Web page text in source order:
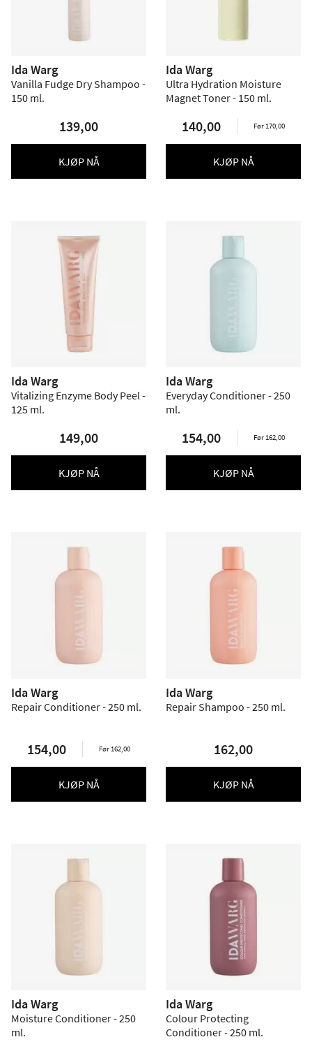
Ida Warg
Vanilla Fudge Dry Shampoo -
150 ml.
139,00
KJØP NÅ
Ida Warg
Ultra Hydration Moisture
Magnet Toner - 150 ml.
140,00 Før 170,00
KJØP NÅ
Ida Warg
Vitalizing Enzyme Body Peel -
125 ml.
149,00
KJØP NÅ
Ida Warg
Everyday Conditioner - 250
ml.
154,00 Før 162,00
KJØP NÅ
Ida Warg
Repair Conditioner - 250 ml.
154,00 Før 162,00
KJØP NÅ
Ida Warg
Repair Shampoo - 250 ml.
162,00
KJØP NÅ
Ida Warg
Moisture Conditioner - 250
ml.
Ida Warg
Colour Protecting
Conditioner - 250 ml.